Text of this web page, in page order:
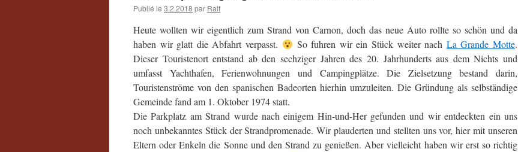
Publié le 3.2.2018 par Ralf
Heute wollten wir eigentlich zum Strand von Carnon, doch das neue Auto rollte so schön und da
haben wir glatt die Abfahrt verpasst.
So fuhren wir ein Stück weiter nach La Grande Motte.
Dieser Touristenort entstand ab den sechziger Jahren des 20. Jahrhunderts aus dem Nichts und
umfasst Yachthafen, Ferienwohnungen und Campingplätze. Die Zielsetzung bestand darin,
Touristenströme von den spanischen Badeorten hierhin umzuleiten. Die Gründung als selbständige
Gemeinde fand am 1. Oktober 1974 statt.
Die Parkplatz am Strand wurde nach einigem Hin-und-Her gefunden und wir entdeckten ein uns
noch unbekanntes Stück der Strandpromenade. Wir plauderten und stellten uns vor, hier mit unseren
Eltern oder Enkeln die Sonne und den Strand zu genießen. Aber vielleicht haben wir erst so richtig